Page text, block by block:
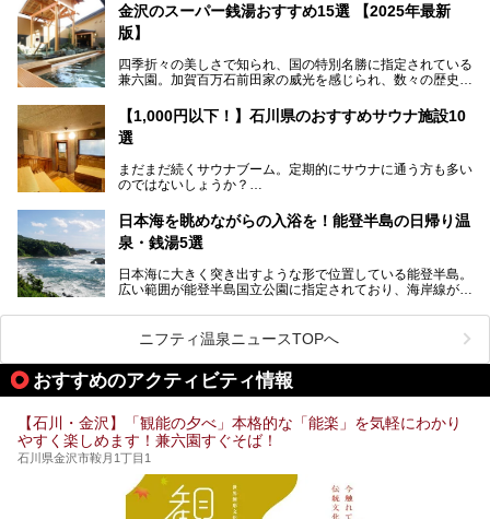
───
提供元：大江戸温泉物語ホテルズ＆リゾーツ株式会社【P
この記事は大江戸温泉物語 あわづグランドホテルのPR記事
です。
いやでもね、暑いし汗や砂埃でドロドロになるしうるさくて
夜は寝られないし、若い時はそういうのが良かったんですけ
今、もうちょっと気楽なフェスはないかな、と探してたらあ
りましたよ！
「加賀温泉郷フェス 2017」が石川県・山代温泉の瑠璃光を
全館貸し切って開催！
れちゃう！なんということでしょう！！
金沢のスーパー銭湯おすすめ15選 【2025年最新
版】
四季折々の美しさで知られ、国の特別名勝に指定されている
兼六園。加賀百万石前田家の威光を感じられ、数々の歴史的
ア。国内でも特に人気の観光地の1つです。北陸新幹線で東
京から約2時間30分と、首都圏からアクセスしやすい立地も
魅力ですね。
り、観光に加えて温泉もぜひ楽しみたいところ。金沢エリア
でおすすめのスーパー銭湯をご紹介します。
【1,000円以下！】石川県のおすすめサウナ施設10
選
まだまだ続くサウナブーム。定期的にサウナに通う方も多い
のではないしょうか？
今回はそんなサウナによく行く人もこれから楽しむ人も格安
で楽しめるサウナを紹介します。
など、種類豊富ですよ。
日本海を眺めながらの入浴を！能登半島の日帰り温
泉・銭湯5選
日本海に大きく突き出すような形で位置している能登半島。
広い範囲が能登半島国立公園に指定されており、海岸線が作
車で行くのがオススメですが、ドライブの際にぜひ一緒に楽
しんでいただきたいのが温泉です。絶景を眺めながらつかる
温泉は最高ですよ！ 今回はそんな能登の温泉を5つご紹介
します。
ニフティ温泉ニュースTOPへ
おすすめのアクティビティ情報
【石川・金沢】「観能の夕べ」本格的な「能楽」を気軽にわかり
やすく楽しめます！兼六園すぐそば！
石川県金沢市鞍月1丁目1